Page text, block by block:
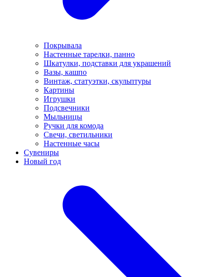
Покрывала
Настенные тарелки, панно
Шкатулки, подставки для украшений
Вазы, кашпо
Винтаж, статуэтки, скульптуры
Картины
Игрушки
Подсвечники
Мыльницы
Ручки для комода
Свечи, светильники
Настенные часы
Сувениры
Новый год